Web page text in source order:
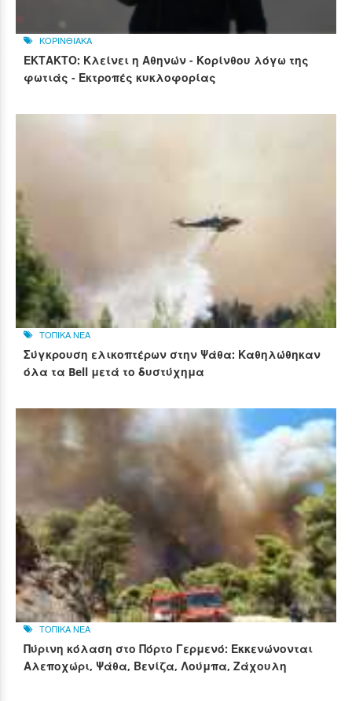
ΚΟΡΙΝΘΙΑΚΑ
ΕΚΤΑΚΤΟ: Κλείνει η Αθηνών - Κορίνθου λόγω της
φωτιάς - Εκτροπές κυκλοφορίας
ΤΟΠΙΚΑ ΝΕΑ
Σύγκρουση ελικοπτέρων στην Ψάθα: Καθηλώθηκαν
όλα τα Bell μετά το δυστύχημα
ΤΟΠΙΚΑ ΝΕΑ
Πύρινη κόλαση στο Πόρτο Γερμενό: Εκκενώνονται
Αλεποχώρι, Ψάθα, Βενίζα, Λούμπα, Ζάχουλη